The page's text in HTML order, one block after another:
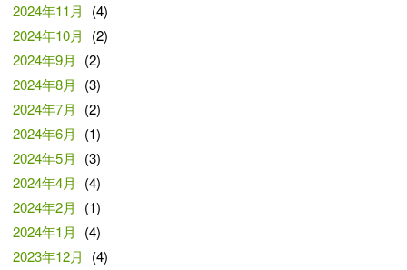
2024年11月
(4)
2024年10月
(2)
2024年9月
(2)
2024年8月
(3)
2024年7月
(2)
2024年6月
(1)
2024年5月
(3)
2024年4月
(4)
2024年2月
(1)
2024年1月
(4)
2023年12月
(4)